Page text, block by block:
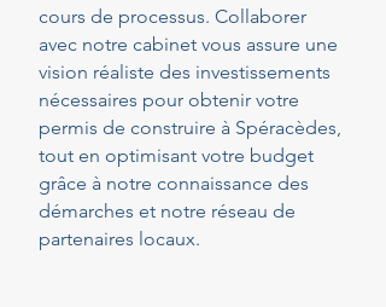
cours de processus. Collaborer
avec notre cabinet vous assure une
vision réaliste des investissements
nécessaires pour obtenir votre
permis de construire à Spéracèdes,
tout en optimisant votre budget
grâce à notre connaissance des
démarches et notre réseau de
partenaires locaux.